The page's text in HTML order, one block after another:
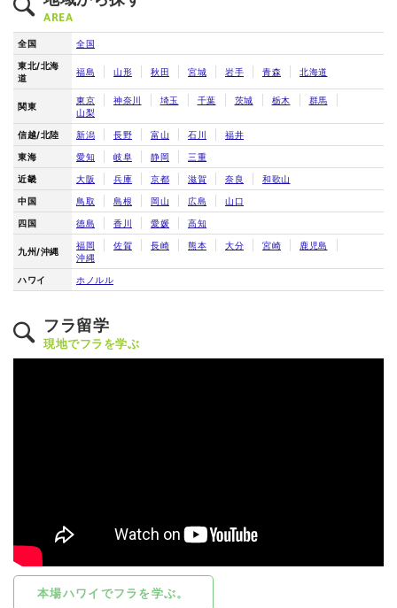
AREA
全国 全国
東北/北海
道
福島 山形 秋田 宮城 岩手 青森 北海道
関東
東京 神奈川 埼玉 千葉 茨城 栃木
群馬
山梨
信越/北陸 新潟 長野 富山 石川 福井
東海 愛知 岐阜 静岡 三重
近畿 大阪 兵庫 京都 滋賀 奈良 和歌山
中国 鳥取 島根 岡山 広島 山口
四国 徳島 香川 愛媛 高知
九州/沖縄
福岡 佐賀 長崎 熊本 大分 宮崎
鹿児島
沖縄
ハワイ ホノルル
フラ留学
現地でフラを学ぶ
本場ハワイでフラを学ぶ。